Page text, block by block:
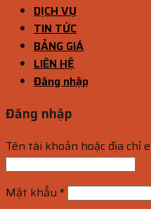
DỊCH VỤ
TIN TỨC
BẢNG GIÁ
LIÊN HỆ
Đăng nhập
Đăng nhập
Tên tài khoản hoặc địa chỉ
Mật khẩu *